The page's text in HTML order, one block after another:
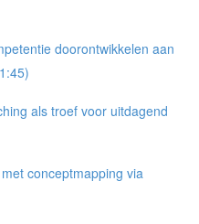
doorontwikkelen aan
als troef voor uitdagend
conceptmapping via